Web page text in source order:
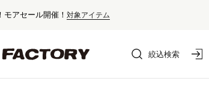
アセール開催！ 対象アイテム
に詳しく
絞込検索